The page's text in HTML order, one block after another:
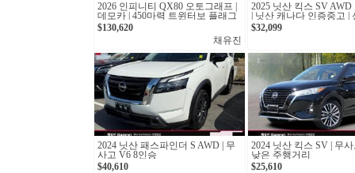
2026 인피니티 QX80 오토그래프 |
데모카 | 450마력 트윈터보 플래그
십 SUV
$130,620
채유진
2025 닛산 킥스 SV
| 닛산 캐나다 인증중고 |
6km
$32,099
2024 닛산 패스파인더 S AWD | 무
사고 V6 8인승
$40,610
2024 닛산 킥스 SV | 무
낮은 주행거리
$25,610